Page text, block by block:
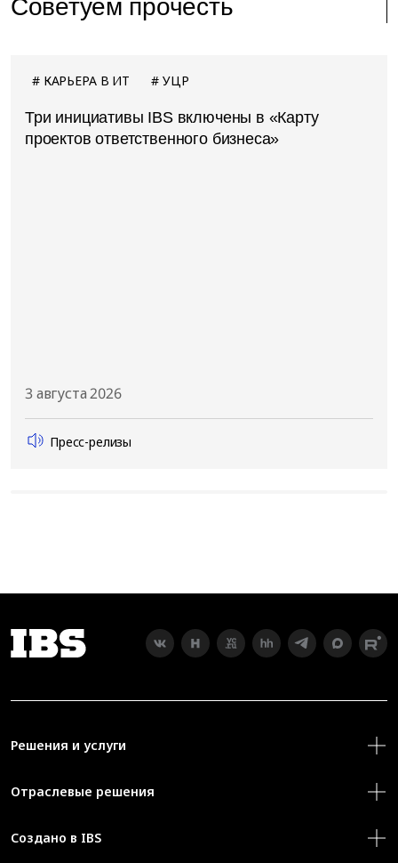
Советуем прочесть
КАРЬЕРА В ИТ УЦР
Три инициативы IBS включены в «Карту
проектов ответственного бизнеса»
3 августа 2026
Пресс-релизы
Решения и услуги
Отраслевые решения
Создано в IBS